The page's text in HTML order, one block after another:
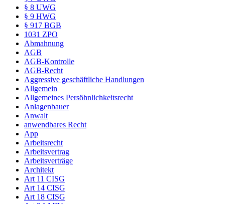
§ 8 UWG
§ 9 HWG
§ 917 BGB
1031 ZPO
Abmahnung
AGB
AGB-Kontrolle
AGB-Recht
Aggressive geschäftliche Handlungen
Allgemein
Allgemeines Persöhnlichkeitsrecht
Anlagenbauer
Anwalt
anwendbares Recht
App
Arbeitsrecht
Arbeitsvertrag
Arbeitsverträge
Architekt
Art 11 CISG
Art 14 CISG
Art 18 CISG